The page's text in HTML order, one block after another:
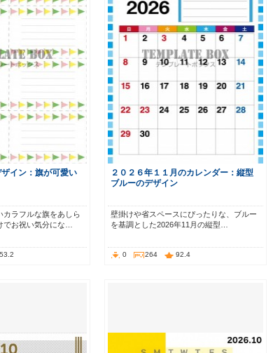
イン：旗が可愛い
カラフルな旗をあしら
でお祝い気分にな…
53.2
２０２６年１１月のカレンダー：縦型
ブルーのデザイン
壁掛けや省スペースにぴったりな、ブルー
を基調とした2026年11月の縦型…
0 264 92.4